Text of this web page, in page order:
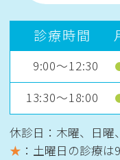
診療時間
9:00～12:30
13:30～18:00
休診日：木曜、日曜
★ ：土曜日の診療は